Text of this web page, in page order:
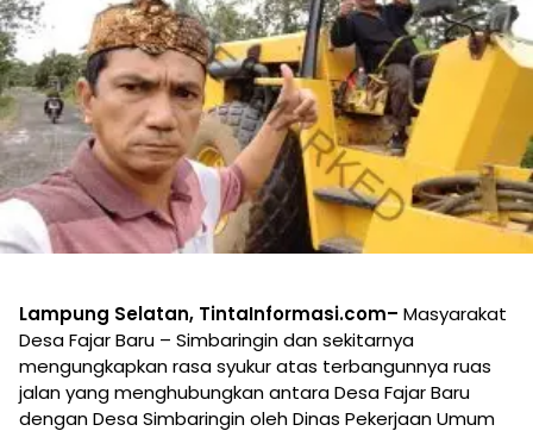
Lampung Selatan, TintaInformasi.com– Masyarakat
Desa Fajar Baru – Simbaringin dan sekitarnya
mengungkapkan rasa syukur atas terbangunnya ruas
jalan yang menghubungkan antara Desa Fajar Baru
dengan Desa Simbaringin oleh Dinas Pekerjaan Umum